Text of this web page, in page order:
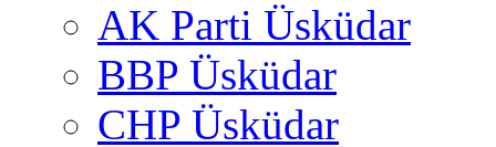
AK Parti Üsküdar
BBP Üsküdar
CHP Üsküdar